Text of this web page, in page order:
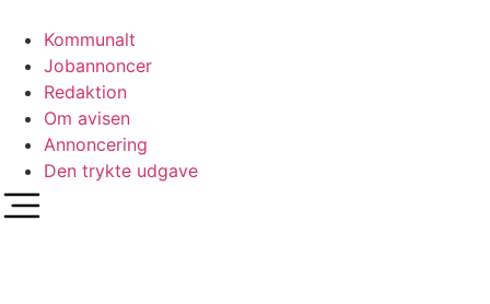
indhold
Kommunalt
Jobannoncer
Redaktion
Om avisen
Annoncering
Den trykte udgave